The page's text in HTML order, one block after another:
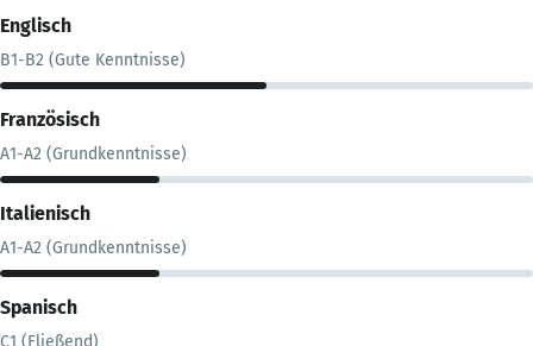
Englisch
B1-B2 (Gute Kenntnisse)
Französisch
A1-A2 (Grundkenntnisse)
Italienisch
A1-A2 (Grundkenntnisse)
Spanisch
C1 (Fließend)